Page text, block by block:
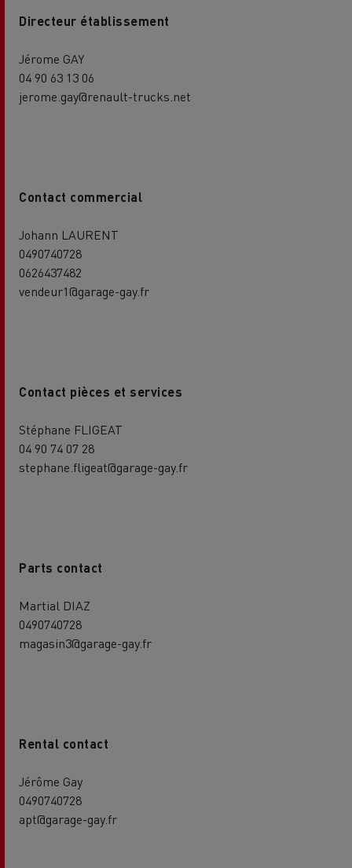
Directeur établissement
Jérome GAY
04 90 63 13 06
jerome.gay@renault-trucks.net
Contact commercial
Johann LAURENT
0490740728
0626437482
vendeur1@garage-gay.fr
Contact pièces et services
Stéphane FLIGEAT
04 90 74 07 28
stephane.fligeat@garage-gay.fr
Parts contact
Martial DIAZ
0490740728
magasin3@garage-gay.fr
Rental contact
Jérôme Gay
0490740728
apt@garage-gay.fr